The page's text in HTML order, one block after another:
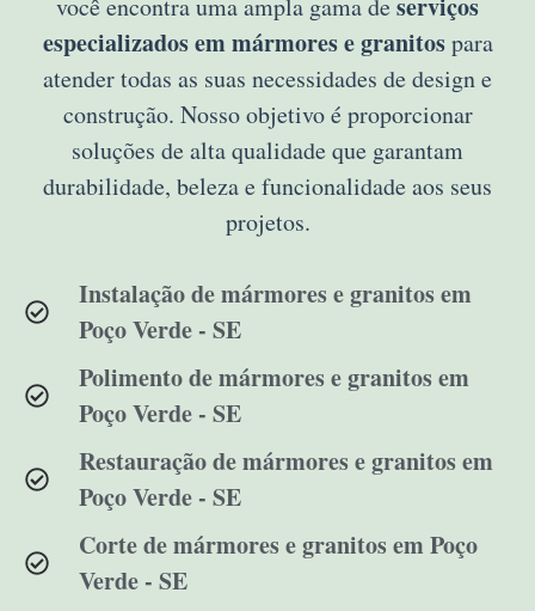
você encontra uma ampla gama de
especializados em mármores e granitospara
atender todas as suas necessidades de design e
construção. Nosso objetivo é proporcionar
soluções de alta qualidade que garantam
durabilidade, beleza e funcionalidade aos seus
projetos.
Instalação de mármores e granitos em
Poço Verde - SE
Polimento de mármores e granitos em
Poço Verde - SE
Restauração de mármores e granitos em
Poço Verde - SE
Corte de mármores e granitos em Poço
Verde - SE